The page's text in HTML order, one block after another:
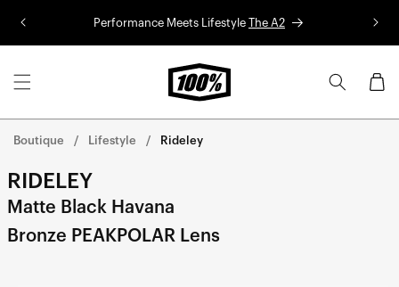
Performance Meets Lifestyle The A2
Panier
Boutique Lifestyle Rideley
RIDELEY
Matte Black Havana
Bronze PEAKPOLAR Lens